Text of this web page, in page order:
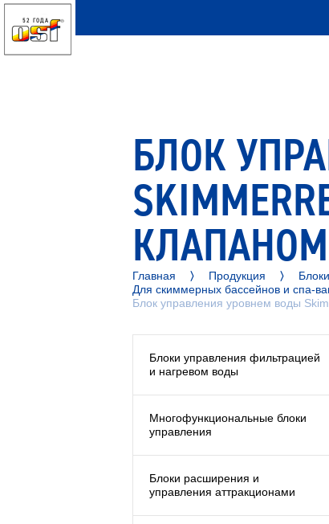
52 ГОДА
БЛОК
Главная Продукция
Для скиммерных бассейнов и спа-
Блок управления уровнем воды
Блоки управления фильтрацией
и нагревом воды
Многофункциональные блоки
управления
Блоки расширения и
управления аттракционами